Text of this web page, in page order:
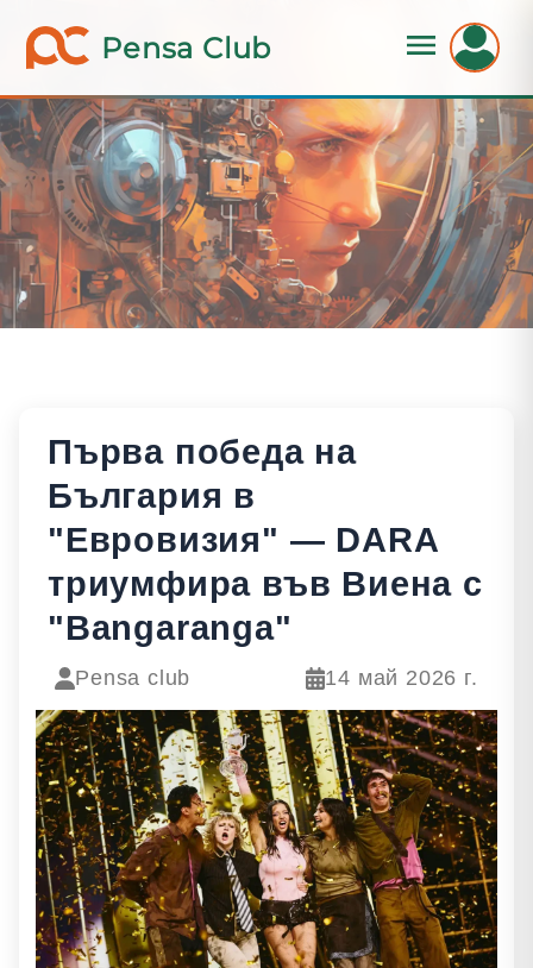
Pensa Club
Първа победа на
България в
"Евровизия" — DARA
триумфира във Виена с
"Bangaranga"
Pensa club 14 май 2026 г.